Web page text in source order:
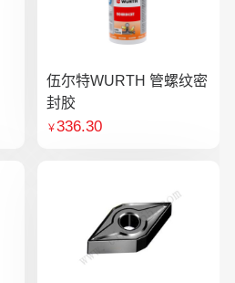
伍尔特WURTH 管螺纹密
封胶
￥336.30